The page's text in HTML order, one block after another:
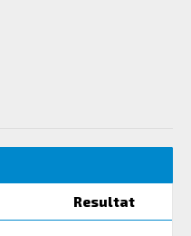
Resultat